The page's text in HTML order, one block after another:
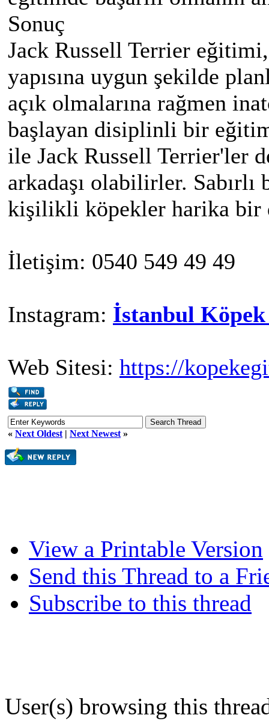
Sonuç
Jack Russell Terrier
yapısına uygun şekilde
açık olmalarına rağmen
başlayan disiplinli bir
ile Jack Russell Terrier'ler
arkadaşı olabilirler.
kişilikli köpekler harika bir
İletişim: 0540 549 49 49
Instagram: İstanbul
Web Sitesi: https://
« Next Oldest | Next Newest »
View a Printable Version
Send this Thread to a
Subscribe to this thread
User(s) browsing this